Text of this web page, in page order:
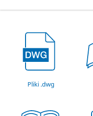
Pliki .dwg